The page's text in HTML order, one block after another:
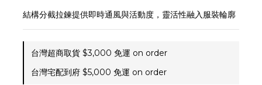
結構分截拉鍊提供即時通風與活動度，靈活性融入服裝輪廓
台灣超商取貨 $3,000 免運 on order
台灣宅配到府 $5,000 免運 on order